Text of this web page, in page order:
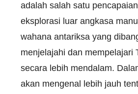
adalah salah satu
eksplorasi luar angkasa
wahana antariksa yang
menjelajahi dan mempelajari
secara lebih mendalam.
akan mengenal lebih jauh